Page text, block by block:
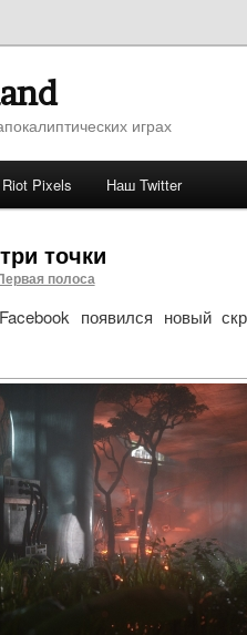
играх
содержимому
Riot Pixels Наш Twitter
точки
полоса
появился новый